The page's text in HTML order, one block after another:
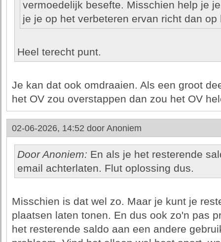
vermoedelijk besefte. Misschien help je
je je op het verbeteren ervan richt dan
Heel terecht punt.
Je kan dat ook omdraaien. Als een groot
het OV zou overstappen dan zou het OV
02-06-2026, 14:52 door Anoniem
Door Anoniem: En als je het resterende
email achterlaten. Flut oplossing dus.
Misschien is dat wel zo. Maar je kunt je
plaatsen laten tonen. En dus ook zo'n pas
het resterende saldo aan een andere